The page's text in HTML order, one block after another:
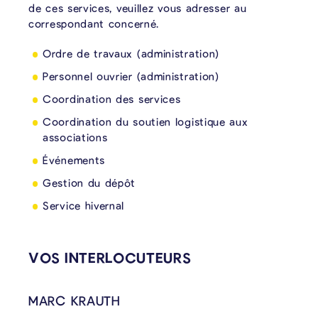
de ces services, veuillez vous adresser au
correspondant concerné.
Ordre de travaux (administration)
Personnel ouvrier (administration)
Coordination des services
Coordination du soutien logistique aux
associations
Événements
Gestion du dépôt
Service hivernal
VOS INTERLOCUTEURS
MARC KRAUTH